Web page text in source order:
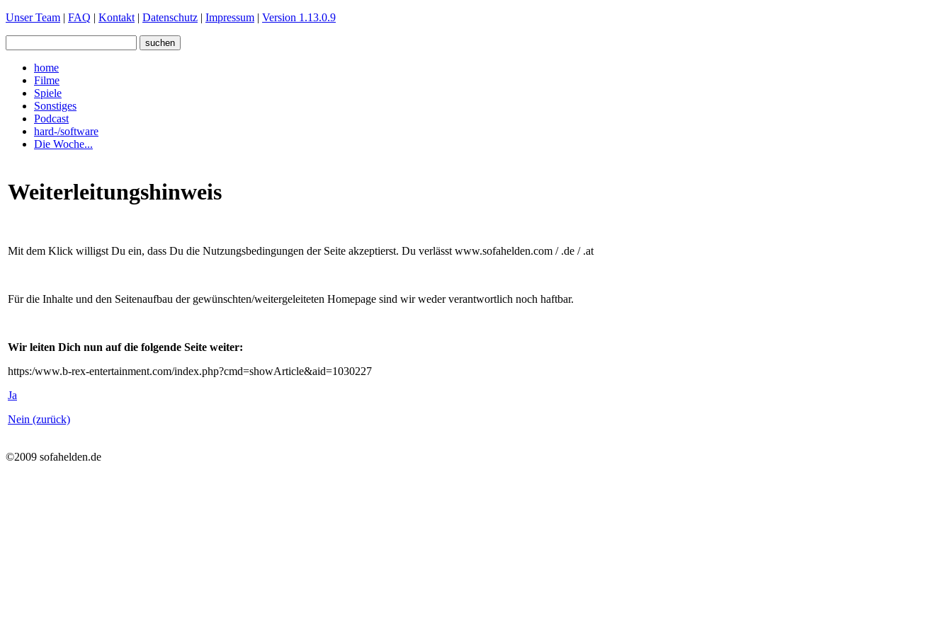
Unser Team | FAQ | Kontakt | Datenschutz | Impressum | Version 1.13.0.9
home
Filme
Spiele
Sonstiges
Podcast
hard-/software
Die Woche...
Weiterleitungshinweis
Mit dem Klick willigst Du ein, dass Du die Nutzungsbedingungen der Seite akzeptierst. Du verlässt www.sofahelden.com / .de / .at
Für die Inhalte und den Seitenaufbau der gewünschten/weitergeleiteten Homepage sind wir weder verantwortlich noch haftbar.
Wir leiten Dich nun auf die folgende Seite weiter:
https:/www.b-rex-entertainment.com/index.php?cmd=showArticle&aid=1030227
Ja
Nein (zurück)
©2009 sofahelden.de